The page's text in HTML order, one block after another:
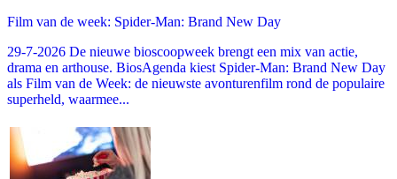
Film van de week: Spider-Man: Brand New Day
29-7-2026 De nieuwe bioscoopweek brengt een mix van actie,
drama en arthouse. BiosAgenda kiest Spider-Man: Brand New Day
als Film van de Week: de nieuwste avonturenfilm rond de populaire
superheld, waarmee...